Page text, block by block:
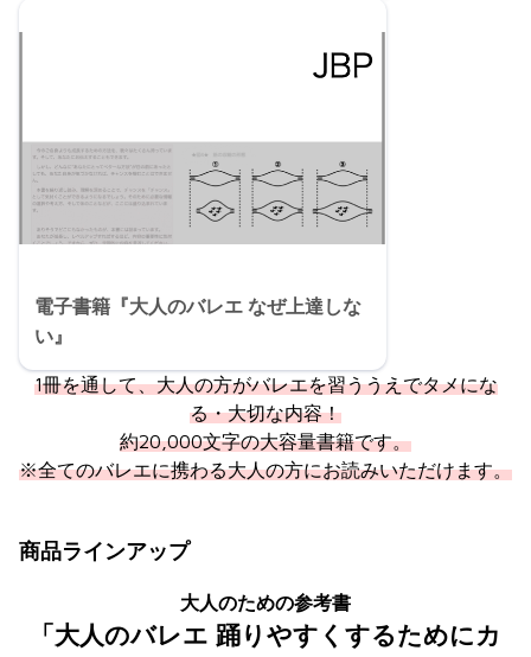
電子書籍『大人のバレエ なぜ上達しな
い』
1冊を通して、大人の方がバレエを習ううえでタメにな
る・大切な内容！
約20,000文字の大容量書籍です。
※全てのバレエに携わる大人の方にお読みいただけます。
商品ラインアップ
大人のための参考書
「大人のバレエ 踊りやすくするためにカ